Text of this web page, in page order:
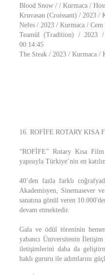
Blood Snow / / Kurmaca /
Kruvasan (Croissant) / 2023 /
Nefes / 2023 / Kurmaca /
Teamül (Tradition) / 2023
00:14:45
The Steak / 2023 / Kurmaca /
16. ROFİFE ROTARY KISA
“ROFİFE” Rotary Kısa
yapısıyla Türkiye’nin en
40’den fazla farklı
Akademisyen, Sinemasever
sanatına gönül veren
devam etmektedir.
Gala ve ödül töreninin
yabancı Üniversitenin
iletişimlerini daha da
haklı gururu ile adımlarını